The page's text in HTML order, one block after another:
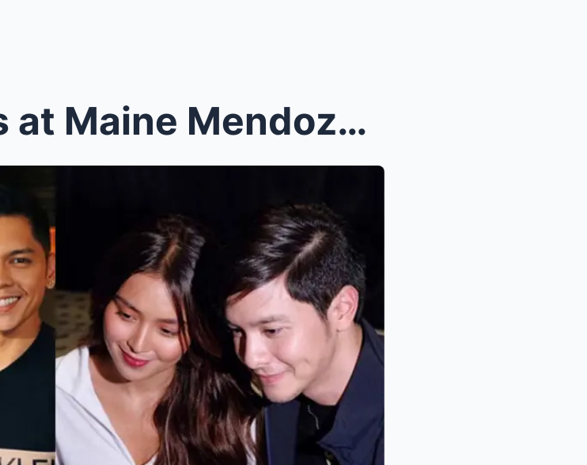
Alden Richards at Maine Mendoza, nakahanap ng bago...